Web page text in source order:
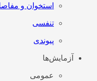
استخوان و
تنفسی
پیوندی
آزمایش‌ها
عمومی